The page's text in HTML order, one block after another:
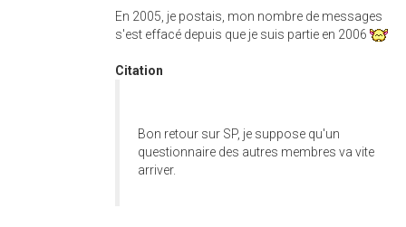
En 2005, je postais, mon nombre de messages
s'est effacé depuis que je suis partie en 2006
Citation
Bon retour sur SP, je suppose qu'un
questionnaire des autres membres va vite
arriver.